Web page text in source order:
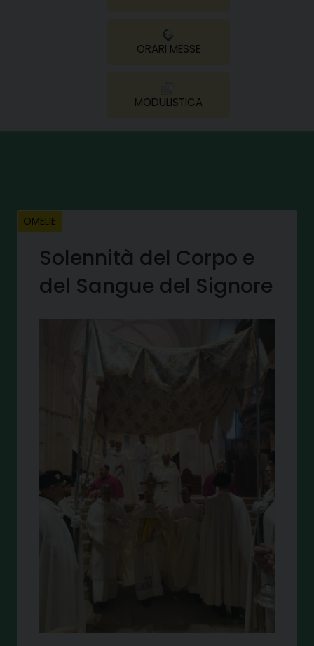
ORARI MESSE
MODULISTICA
OMELIE
Solennità del Corpo e
del Sangue del Signore